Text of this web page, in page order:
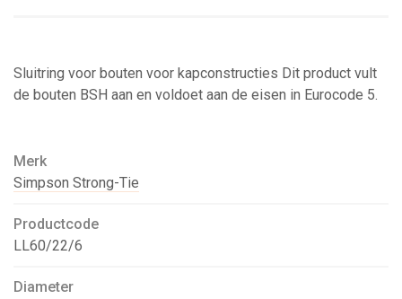
Sluitring voor bouten voor kapconstructies Dit product vult
de bouten BSH aan en voldoet aan de eisen in Eurocode 5.
Merk
Simpson Strong-Tie
Productcode
LL60/22/6
Diameter